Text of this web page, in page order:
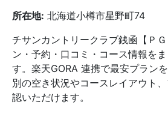
所在地: 北海道小樽市星野町74
チサンカントリークラブ銭凾【Ｐ
ン・予約・口コミ・コース情報を
す。楽天GORA 連携で最安プラン
別の空き状況やコースレイアウト
認いただけます。